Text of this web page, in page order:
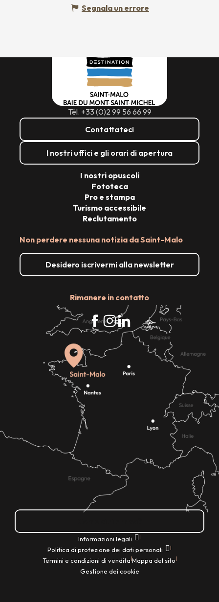
Segnala un errore
Tél. +33 (0)2 99 56 66 99
Contattateci
I nostri uffici e gli orari di apertura
Non perdere nessuna notizia da Saint-Malo
Desidero iscrivermi alla newsletter
Rimanere in contatto
I nostri opuscoli
Fototeca
Pro e stampa
Turismo accessibile
Reclutamento
Informazioni legali |
Politica di protezione dei dati personali |
Termini e condizioni di vendita|Mappa del sito|
Gestione dei cookie